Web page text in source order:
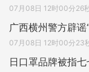
07月08日 12时00分26
广西横州警方辟谣
07月08日 12时00分23
日口罩品牌被指